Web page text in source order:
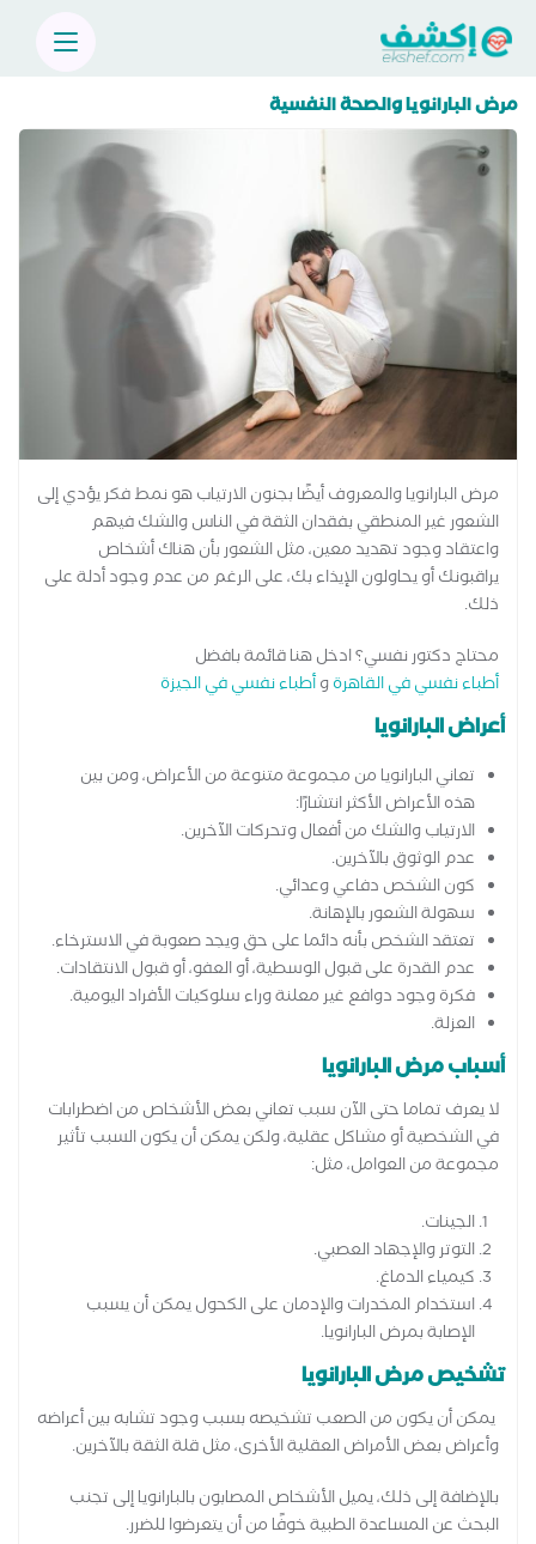
مرض البارانويا والصحة النفسية
مرض البارانويا والمعروف أيضًا بجنون الارتياب هو نمط فكر يؤدي إلى
الشعور غير المنطقي بفقدان الثقة في الناس والشك فيهم
واعتقاد وجود تهديد معين، مثل الشعور بأن هناك أشخاص
يراقبونك أو يحاولون الإيذاء بك، على الرغم من عدم وجود أدلة على
ذلك.
محتاج دكتور نفسي؟ ادخل هنا قائمة بافضل
أطباء نفسي في القاهرةوأطباء نفسي في الجيزة
أعراض البارانويا
تعاني البارانويا من مجموعة متنوعة من الأعراض، ومن بين
هذه الأعراض الأكثر انتشارًا:
الارتياب والشك من أفعال وتحركات الآخرين.
عدم الوثوق بالآخرين.
كون الشخص دفاعي وعدائي.
سهولة الشعور بالإهانة.
تعتقد الشخص بأنه دائما على حق ويجد صعوبة في الاسترخاء.
عدم القدرة على قبول الوسطية، أو العفو، أو قبول الانتقادات.
فكرة وجود دوافع غير معلنة وراء سلوكيات الأفراد اليومية.
العزلة.
أسباب مرض البارانويا
لا يعرف تماما حتى الآن سبب تعاني بعض الأشخاص من اضطرابات
في الشخصية أو مشاكل عقلية، ولكن يمكن أن يكون السبب تأثير
مجموعة من العوامل، مثل:
الجينات.
التوتر والإجهاد العصبي.
كيمياء الدماغ.
استخدام المخدرات والإدمان على الكحول يمكن أن يسبب
الإصابة بمرض البارانويا.
تشخيص مرض البارانويا
يمكن أن يكون من الصعب تشخيصه بسبب وجود تشابه بين أعراضه
وأعراض بعض الأمراض العقلية الأخرى، مثل قلة الثقة بالآخرين.
بالإضافة إلى ذلك، يميل الأشخاص المصابون بالبارانويا إلى تجنب
البحث عن المساعدة الطبية خوفًا من أن يتعرضوا للضرر.